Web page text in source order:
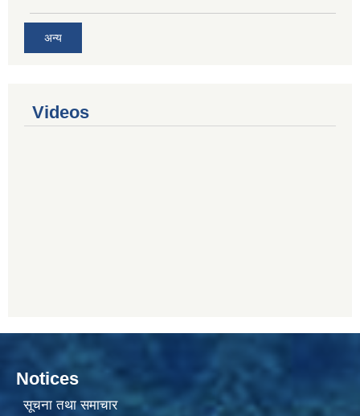
अन्य
Videos
Notices
सूचना तथा समाचार